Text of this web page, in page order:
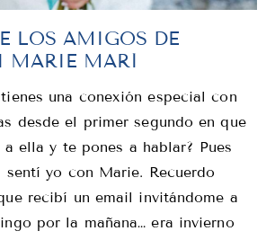
LOS AMIGOS DE
MARIE MARÍ
una conexión especial con
desde el primer segundo en que
ella y te pones a hablar? Pues
sentí yo con Marie. Recuerdo
recibí un email invitándome a
por la mañana… era invierno